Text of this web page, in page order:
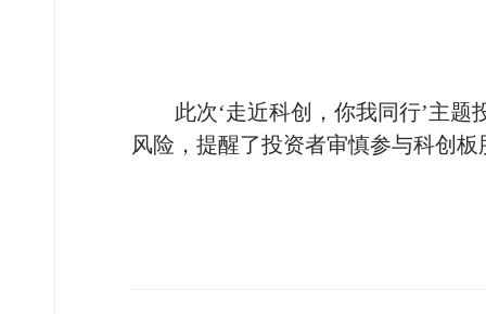
此次‘走近科创，你我同行’主
风险，提醒了投资者审慎参与科创